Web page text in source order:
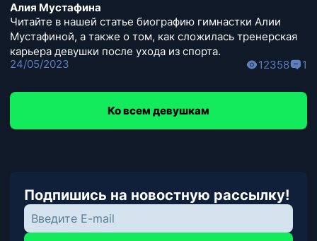
Алия Мустафина
Читайте в нашей статье биографию гимнастки Алии
Мустафиной, а также о том, как сложилась тренерская
карьера девушки после ухода из спорта.
24/05/2023
12358 1
Ко всем девушкам
Подпишись на новостную рассылку!